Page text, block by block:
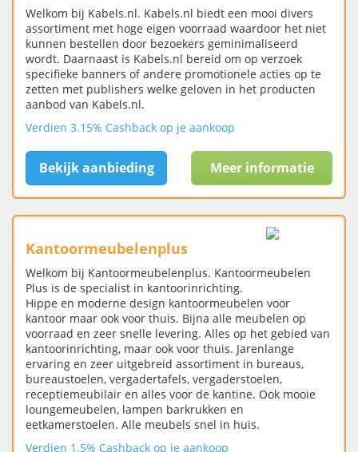
Welkom bij Kabels.nl. Kabels.nl biedt een mooi divers
assortiment met hoge eigen voorraad waardoor het niet
kunnen bestellen door bezoekers geminimaliseerd
wordt. Daarnaast is Kabels.nl bereid om op verzoek
specifieke banners of andere promotionele acties op te
zetten met publishers welke geloven in het producten
aanbod van Kabels.nl.
Verdien 3.15% Cashback op je aankoop
Bekijk aanbieding Meer informatie
Kantoormeubelenplus
Welkom bij Kantoormeubelenplus. Kantoormeubelen
Plus is de specialist in kantoorinrichting.
Hippe en moderne design kantoormeubelen voor
kantoor maar ook voor thuis. Bijna alle meubelen op
voorraad en zeer snelle levering. Alles op het gebied van
kantoorinrichting, maar ook voor thuis. Jarenlange
ervaring en zeer uitgebreid assortiment in bureaus,
bureaustoelen, vergadertafels, vergaderstoelen,
receptiemeubilair en alles voor de kantine. Ook mooie
loungemeubelen, lampen barkrukken en
eetkamerstoelen. Alle meubels snel in huis.
Verdien 1.5% Cashback op je aankoop